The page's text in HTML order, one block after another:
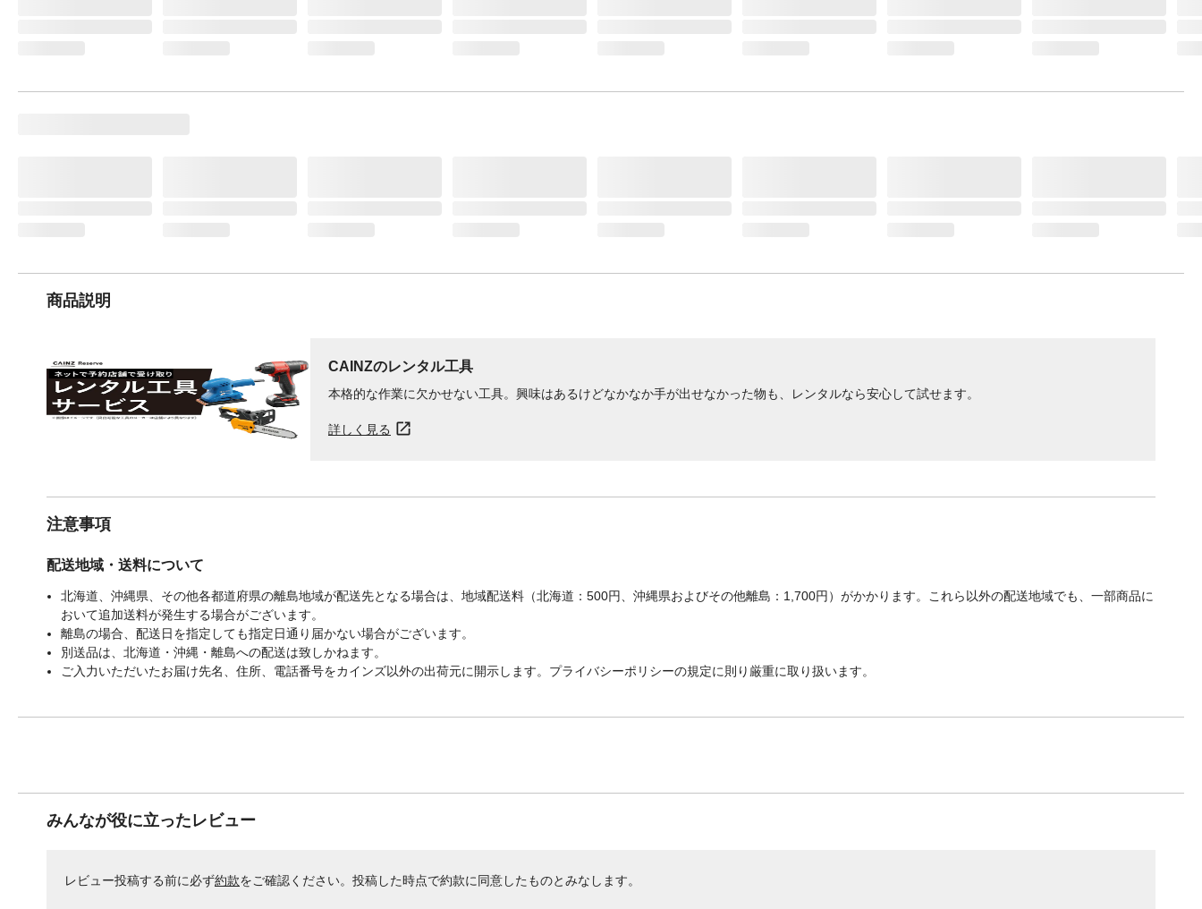
商品説明
CAINZのレンタル工具
本格的な作業に欠かせない工具。興味はあるけどなかなか手が出せなかった物も、レンタルなら安心して試せます。
詳しく見る
注意事項
配送地域・送料について
北海道、沖縄県、その他各都道府県の離島地域が配送先となる場合は、地域配送料（北海道：500円、沖縄県およびその他離島：1,700円）がかかります。これら以外の配送地域でも、一部商品に
おいて追加送料が発生する場合がございます。
離島の場合、配送日を指定しても指定日通り届かない場合がございます。
別送品は、北海道・沖縄・離島への配送は致しかねます。
ご入力いただいたお届け先名、住所、電話番号をカインズ以外の出荷元に開示します。プライバシーポリシーの規定に則り厳重に取り扱います。
みんなが役に立ったレビュー
レビュー投稿する前に必ず約款をご確認ください。投稿した時点で約款に同意したものとみなします。